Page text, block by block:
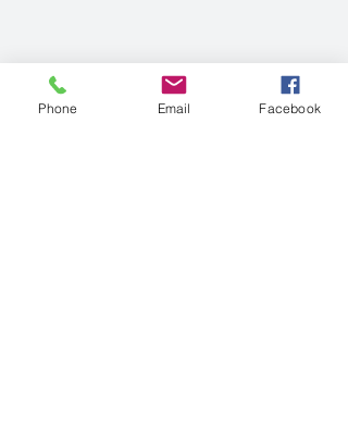
Phone Email Facebook